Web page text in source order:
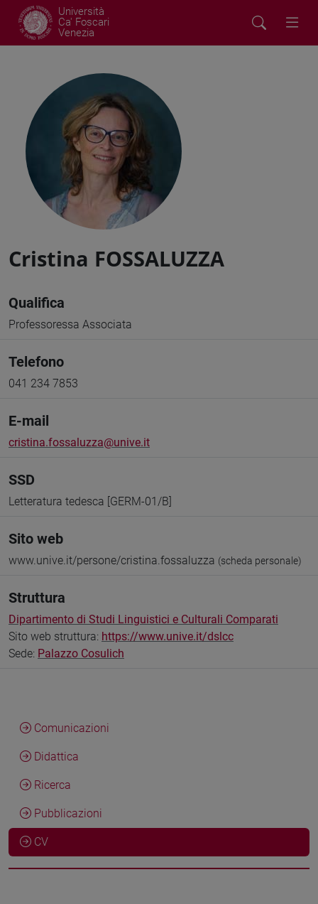
Università
Ca' Foscari
Venezia
Cristina FOSSALUZZA
Qualifica
Professoressa Associata
Telefono
041 234 7853
E-mail
cristina.fossaluzza@unive.it
SSD
Letteratura tedesca [GERM-01/B]
Sito web
www.unive.it/persone/cristina.fossaluzza (scheda personale)
Struttura
Dipartimento di Studi Linguistici e Culturali Comparati
Sito web struttura: https://www.unive.it/dslcc
Sede: Palazzo Cosulich
Comunicazioni
Didattica
Ricerca
Pubblicazioni
CV